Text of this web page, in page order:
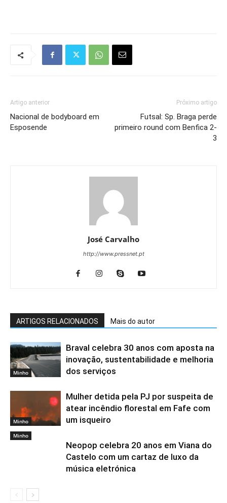
Artigo anterior
Nacional de bodyboard em
Esposende
Próximo artigo
Futsal: Sp. Braga perde
primeiro round com Benfica 2-
3
José Carvalho
http://www.pressnet.pt
ARTIGOS RELACIONADOS Mais do autor
Minho
Braval celebra 30 anos com aposta na
inovação, sustentabilidade e melhoria
dos serviços
Minho
Mulher detida pela PJ por suspeita de
atear incêndio florestal em Fafe com
um isqueiro
Minho
Neopop celebra 20 anos em Viana do
Castelo com um cartaz de luxo da
música eletrónica